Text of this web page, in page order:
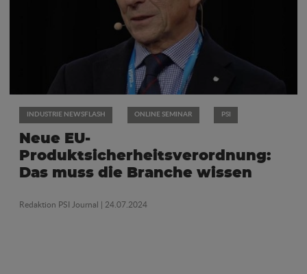
INDUSTRIE NEWSFLASH ONLINE SEMINAR PSI
Neue EU-
Produktsicherheitsverordnung:
Das muss die Branche wissen
Redaktion PSI Journal | 24.07.2024